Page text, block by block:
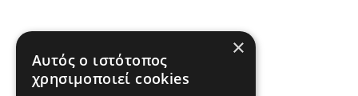
×
Αυτός ο ιστότοπος
χρησιμοποιεί cookies